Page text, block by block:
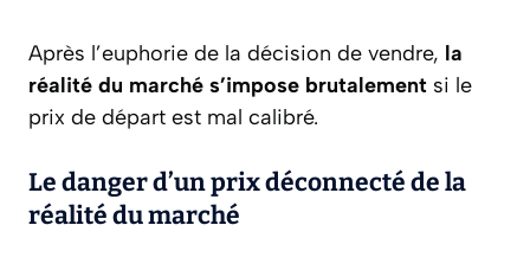
Après l’euphorie de la décision de vendre, la
réalité du marché s’impose brutalement si le
prix de départ est mal calibré.
Le danger d’un prix déconnecté de la
réalité du marché